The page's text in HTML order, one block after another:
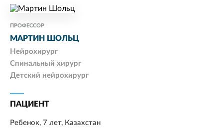
ПРОФЕССОР
МАРТИН ШОЛЬЦ
Нейрохирург
Спинальный хирург
Детский нейрохирург
ПАЦИЕНТ
Ребенок, 7 лет, Казахстан